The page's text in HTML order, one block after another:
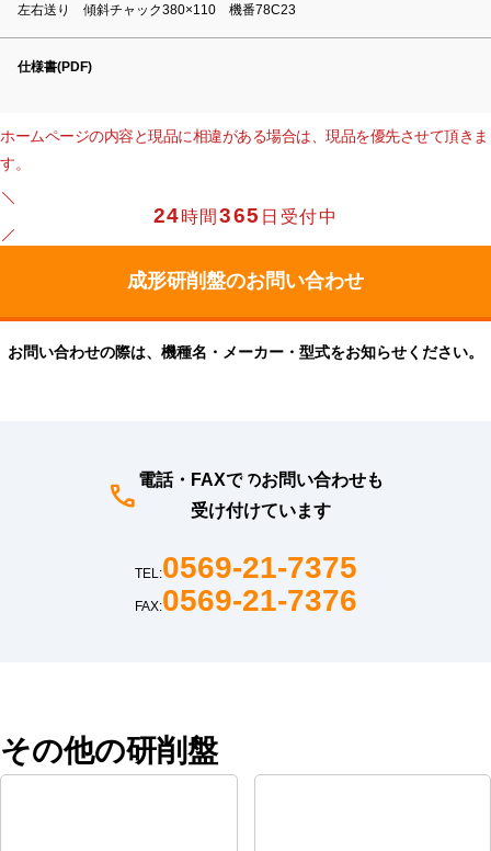
左右送り 傾斜チャック380×110 機番78C23
仕様書(PDF)
ホームページの内容と現品に相違がある場合は、現品を優先させて頂きま
す。
24時間365 日受付中
お問い合わせの際は、機種名・メーカー・型式をお知らせください。
電話・FAXでのお問い合わせも
受け付けています
TEL:0569-21-7375
FAX:0569-21-7376
その他の研削盤